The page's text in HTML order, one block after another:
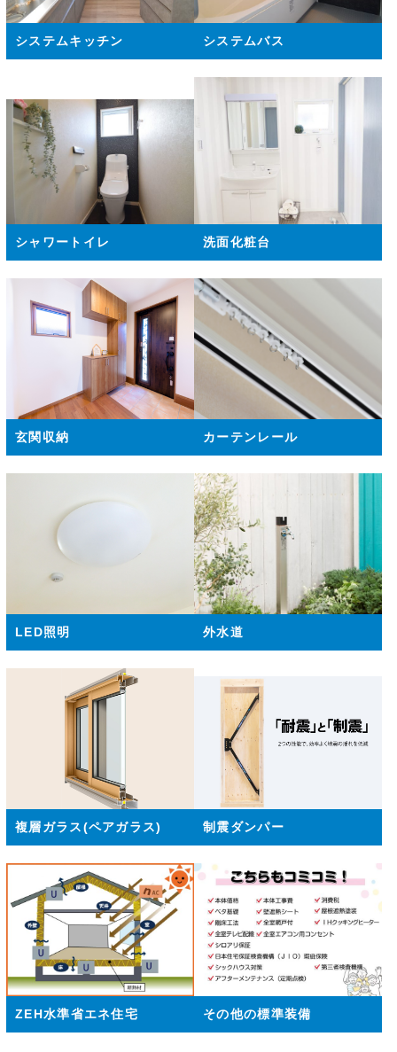
システムキッチン システムバス
シャワートイレ 洗面化粧台
玄関収納 カーテンレール
LED照明 外水道
複層ガラス(ペアガラス) 制震ダンパー
ZEH水準省エネ住宅 その他の標準装備